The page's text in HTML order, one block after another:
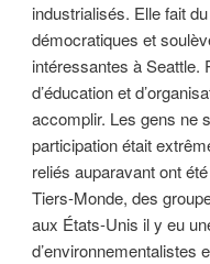
industrialisés. Elle fait
démocratiques et
intéressantes à Seattle.
d’éducation et
accomplir. Les gens ne
participation était
reliés auparavant ont
Tiers-Monde, des
aux États-Unis il y eu
d’environnementalistes